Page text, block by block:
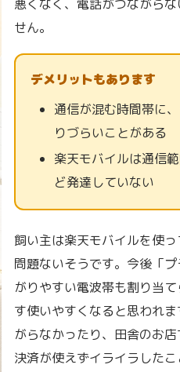
悪くなく、電話がつながら
せん。
デメリットもあります
通信が混む時間帯に
りづらいことがある
楽天モバイルは通信
ど発達していない
飼い主は楽天モバイルを使
問題ないそうです。今後「
がりやすい電波帯も割り当
す使いやすくなると思われ
がらなかったり、田舎のお
決済が使えずイライラしたこ